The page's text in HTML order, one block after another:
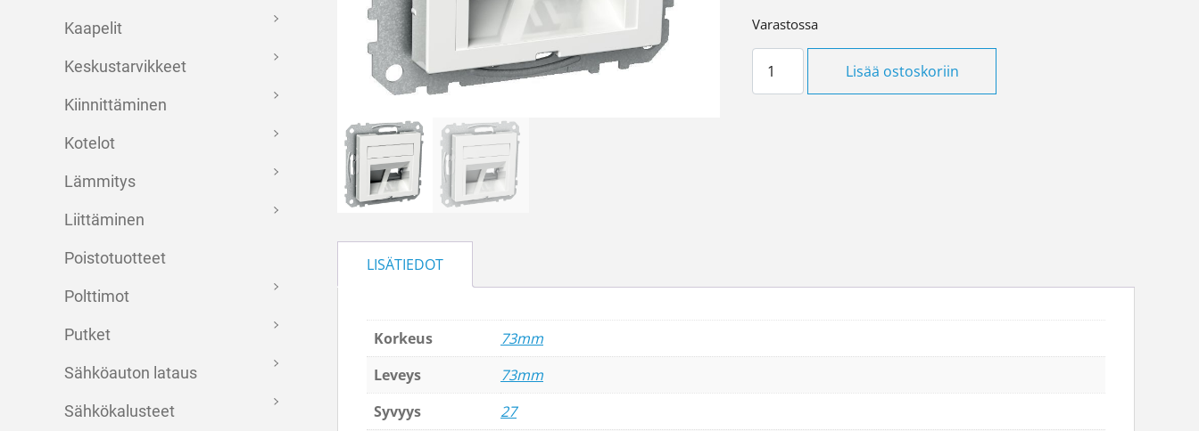
Kaapelit
Keskustarvikkeet
Kiinnittäminen
Kotelot
Lämmitys
Liittäminen
Poistotuotteet
Polttimot
Putket
Sähköauton lataus
Sähkökalusteet
Varastossa
Lisää ostoskoriin
LISÄTIEDOT
Korkeus
73mm
Leveys
73mm
Syvyys
27